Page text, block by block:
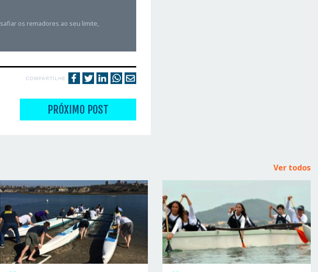
os remadores ao seu limite,
COMPARTILHE
PRÓXIMO POST
Ver todos